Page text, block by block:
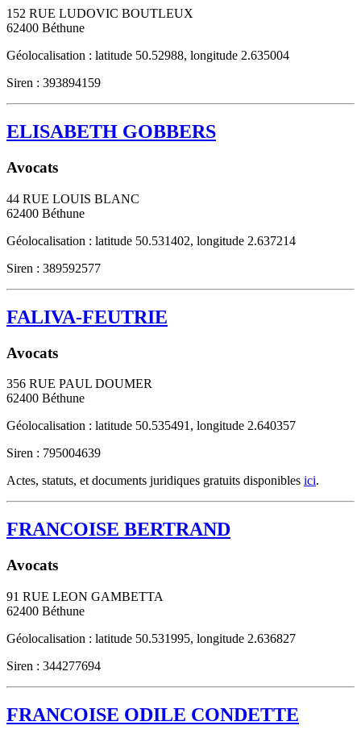
152 RUE LUDOVIC BOUTLEUX
62400 Béthune
Géolocalisation : latitude 50.52988, longitude 2.635004
Siren : 393894159
ELISABETH GOBBERS
Avocats
44 RUE LOUIS BLANC
62400 Béthune
Géolocalisation : latitude 50.531402, longitude 2.637214
Siren : 389592577
FALIVA-FEUTRIE
Avocats
356 RUE PAUL DOUMER
62400 Béthune
Géolocalisation : latitude 50.535491, longitude 2.640357
Siren : 795004639
Actes, statuts, et documents juridiques gratuits disponibles ici.
FRANCOISE BERTRAND
Avocats
91 RUE LEON GAMBETTA
62400 Béthune
Géolocalisation : latitude 50.531995, longitude 2.636827
Siren : 344277694
FRANCOISE ODILE CONDETTE